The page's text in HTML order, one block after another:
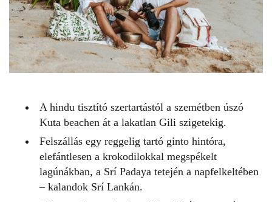
A hindu tisztító szertartástól a szemétben úszó
Kuta beachen át a lakatlan Gili szigetekig.
Felszállás egy reggelig tartó ginto hintóra,
elefántlesen a krokodilokkal megspékelt
lagúnákban, a Srí Padaya tetején a napfelkeltében
– kalandok Srí Lankán.